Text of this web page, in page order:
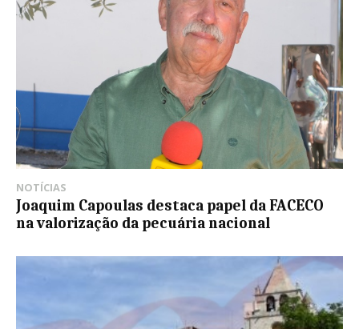
NOTÍCIAS
Joaquim Capoulas destaca papel da FACECO
na valorização da pecuária nacional